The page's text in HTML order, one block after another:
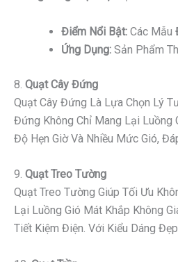
Điểm Nổi Bật: Các Mẫu
Ứng Dụng: Sản Phẩm
8. Quạt Cây Đứng
Quạt Cây Đứng Là Lựa Chọn Lý
Đứng Không Chỉ Mang Lại Luồng
Độ Hẹn Giờ Và Nhiều Mức Gió,
9. Quạt Treo Tường
Quạt Treo Tường Giúp Tối Ưu
Lại Luồng Gió Mát Khắp Không
Tiết Kiệm Điện. Với Kiểu Dáng